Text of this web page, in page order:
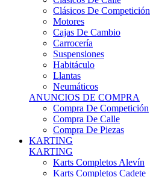
Clásicos De Competición
Motores
Cajas De Cambio
Carrocería
Suspensiones
Habitáculo
Llantas
Neumáticos
ANUNCIOS DE COMPRA
Compra De Competición
Compra De Calle
Compra De Piezas
KARTING
KARTING
Karts Completos Alevín
Karts Completos Cadete